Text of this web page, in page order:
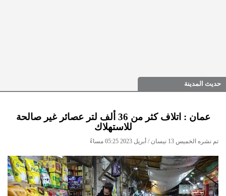
حديث المدينة
عمان : اتلاف كثر من 36 ألف لتر عصائر غير صالحة
للاستهلاك
تم نشره الخميس 13 نيسان / أبريل 2023 05:25 مساءً